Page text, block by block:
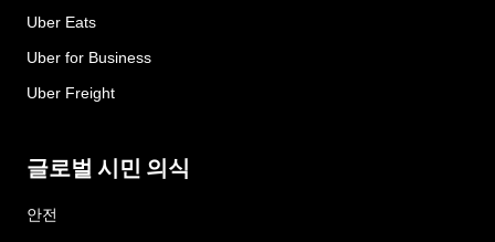
Uber Eats
Uber for Business
Uber Freight
글로벌 시민 의식
안전